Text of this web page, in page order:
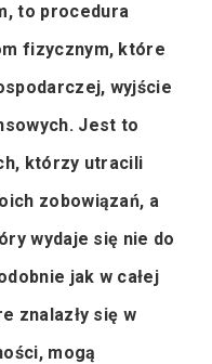
to procedura
fizycznym, które
wyjście
Jest to
którzy utracili
zobowiązań, a
wydaje się nie do
jak w całej
znalazły się w
mogą